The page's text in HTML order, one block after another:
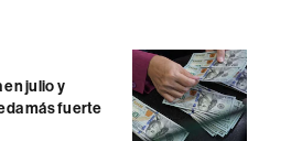
en julio y
más fuerte